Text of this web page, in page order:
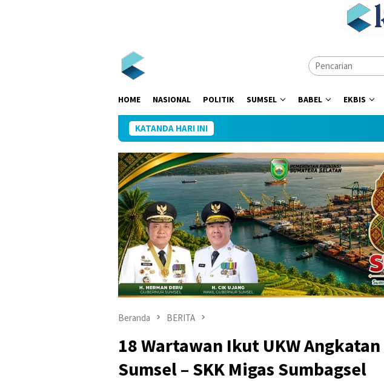
HOME NASIONAL POLITIK SUMSEL BABEL EKBIS
KATANDA HARI INI
Beranda BERITA
18 Wartawan Ikut UKW Angkatan
Sumsel – SKK Migas Sumbagsel